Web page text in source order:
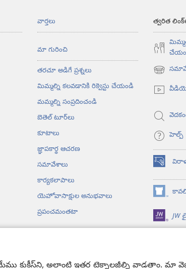
కుకీస్‌ని, అలాంటి ఇతర టెక్నాలజీల్ని వాడతాం. మా
వార్తలు
మా గురించి
తరచూ అడిగే ప్రశ్నలు
మిమ్మల్ని కలవడానికి రిక్వెస్టు చేయండి
మమ్మల్ని సంప్రదించండి
బెతెల్‌ టూర్‌లు
కూటాలు
జ్ఞాపకార్థ ఆచరణ
సమావేశాలు
కార్యకలాపాలు
యెహోవాసాక్షుల అనుభవాలు
ప్రపంచమంతటా
త్వరిత
(కొత్త
విండో
ఓపెన్‌
హెల్ప్‌
(కొత్త
విండో
ఓపెన్‌
అవుతుంది)
(కొత్త
విండో
ఓపెన్‌
అవుతుంది)
JW